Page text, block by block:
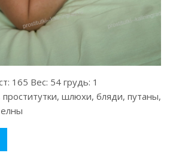
165 Вес: 54 грудь: 1
шлюхи, бляди, путаны,